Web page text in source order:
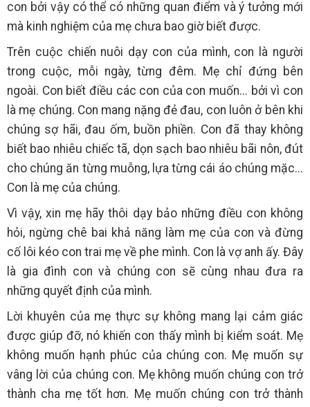
con bởi vậy có thể có những quan điểm và ý tưởng mới
mà kinh nghiệm của mẹ chưa bao giờ biết được.
Trên cuộc chiến nuôi dạy con của mình, con là người
trong cuộc, mỗi ngày, từng đêm. Mẹ chỉ đứng bên
ngoài. Con biết điều các con của con muốn... bởi vì con
là mẹ chúng. Con mang nặng đẻ đau, con luôn ở bên khi
chúng sợ hãi, đau ốm, buồn phiền. Con đã thay không
biết bao nhiêu chiếc tã, dọn sạch bao nhiêu bãi nôn, đút
cho chúng ăn từng muỗng, lựa từng cái áo chúng mặc...
Con là mẹ của chúng.
Vì vậy, xin mẹ hãy thôi dạy bảo những điều con không
hỏi, ngừng chê bai khả năng làm mẹ của con và đừng
cố lôi kéo con trai mẹ về phe mình. Con là vợ anh ấy. Đây
là gia đình con và chúng con sẽ cùng nhau đưa ra
những quyết định của mình.
Lời khuyên của mẹ thực sự không mang lại cảm giác
được giúp đỡ, nó khiến con thấy mình bị kiểm soát. Mẹ
không muốn hạnh phúc của chúng con. Mẹ muốn sự
vâng lời của chúng con. Mẹ không muốn chúng con trở
thành cha mẹ tốt hơn. Mẹ muốn chúng con trở thành